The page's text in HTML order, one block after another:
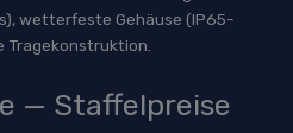
wetterfeste Gehäuse (IP65-
— Staffelpreise